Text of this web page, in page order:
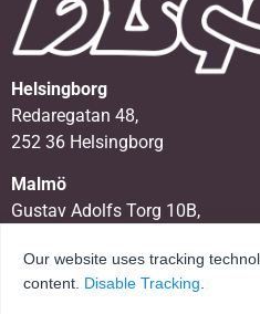
Helsingborg
Redaregatan 48,
252 36 Helsingborg
Malmö
Gustav Adolfs Torg 10B,
E-post: kontakt@bisqo.se
Our website uses tracking
content. Disable Tracking